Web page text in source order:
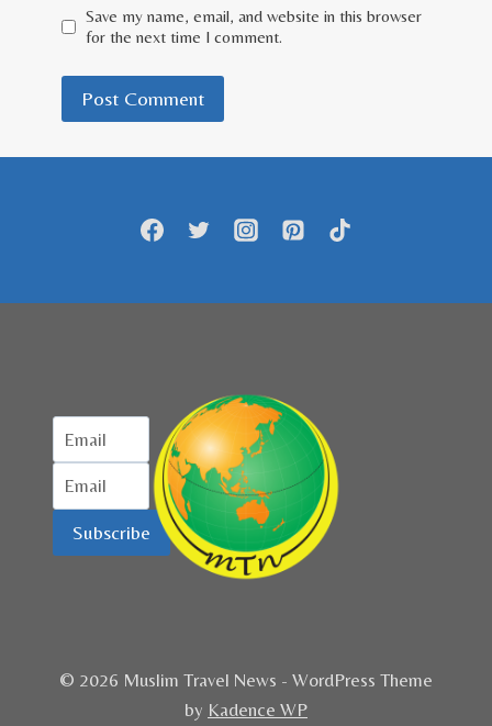
Save my name, email, and website in this browser
for the next time I comment.
Subscribe
© 2026 Muslim Travel News - WordPress Theme
by Kadence WP